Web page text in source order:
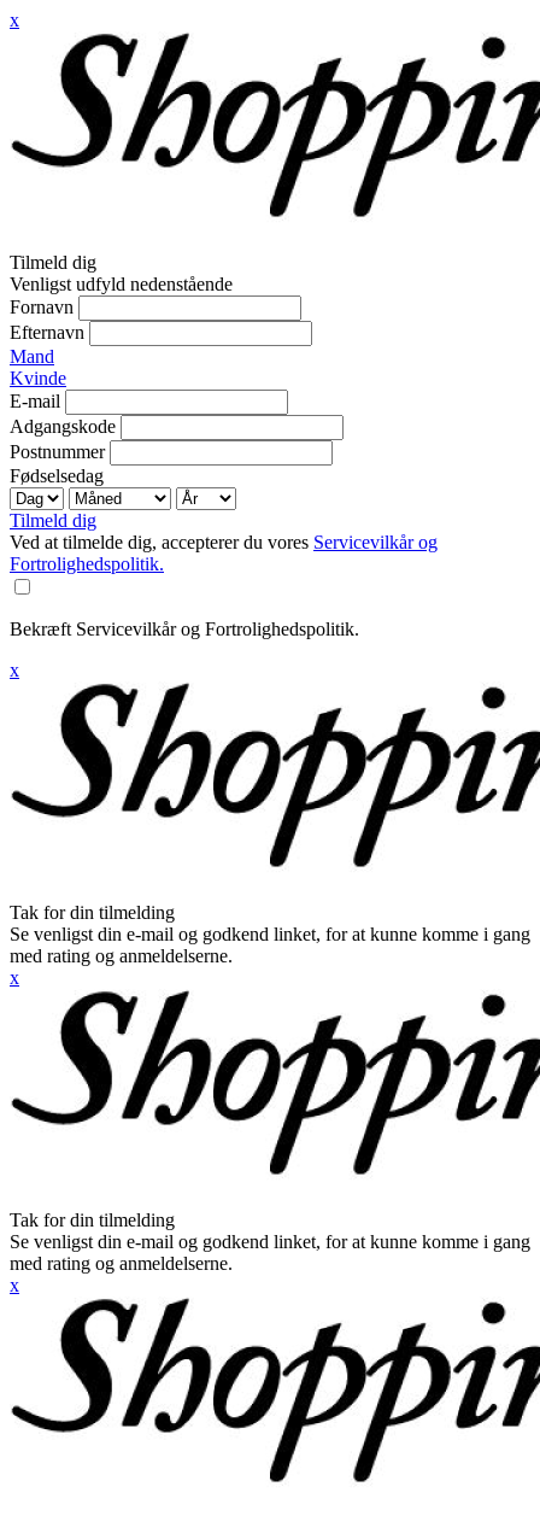
x
Tilmeld dig
Venligst udfyld nedenstående
Fornavn
Efternavn
Mand
Kvinde
E-mail
Adgangskode
Postnummer
Fødselsedag
Tilmeld dig
Ved at tilmelde dig, accepterer du vores Servicevilkår og
Fortrolighedspolitik.
Bekræft Servicevilkår og Fortrolighedspolitik.
x
Tak for din tilmelding
Se venligst din e-mail og godkend linket, for at kunne komme i gang
med rating og anmeldelserne.
x
Tak for din tilmelding
Se venligst din e-mail og godkend linket, for at kunne komme i gang
med rating og anmeldelserne.
x